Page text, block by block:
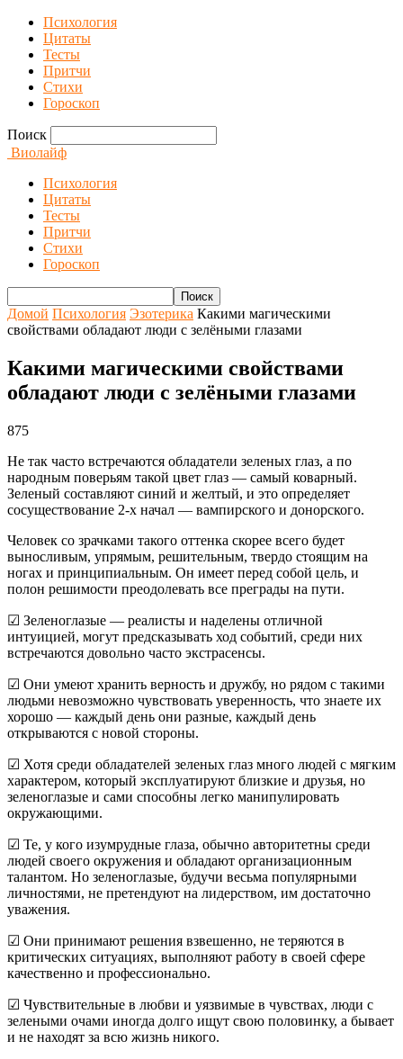
Психология
Цитаты
Тесты
Притчи
Стихи
Гороскоп
Поиск
Виолайф
Психология
Цитаты
Тесты
Притчи
Стихи
Гороскоп
Домой Психология Эзотерика Какими магическими
свойствами обладают люди с зелёными глазами
Какими магическими свойствами
обладают люди с зелёными глазами
875
Не так часто встречаются обладатели зеленых глаз, а по
народным поверьям такой цвет глаз — самый коварный.
Зеленый составляют синий и желтый, и это определяет
сосуществование 2-х начал — вампирского и донорского.
Человек со зрачками такого оттенка скорее всего будет
выносливым, упрямым, решительным, твердо стоящим на
ногах и принципиальным. Он имеет перед собой цель, и
полон решимости преодолевать все преграды на пути.
☑ Зеленоглазые — реалисты и наделены отличной
интуицией, могут предсказывать ход событий, среди них
встречаются довольно часто экстрасенсы.
☑ Они умеют хранить верность и дружбу, но рядом с такими
людьми невозможно чувствовать уверенность, что знаете их
хорошо — каждый день они разные, каждый день
открываются с новой стороны.
☑ Хотя среди обладателей зеленых глаз много людей с мягким
характером, который эксплуатируют близкие и друзья, но
зеленоглазые и сами способны легко манипулировать
окружающими.
☑ Те, у кого изумрудные глаза, обычно авторитетны среди
людей своего окружения и обладают организационным
талантом. Но зеленоглазые, будучи весьма популярными
личностями, не претендуют на лидерством, им достаточно
уважения.
☑ Они принимают решения взвешенно, не теряются в
критических ситуациях, выполняют работу в своей сфере
качественно и профессионально.
☑ Чувствительные в любви и уязвимые в чувствах, люди с
зелеными очами иногда долго ищут свою половинку, а бывает
и не находят за всю жизнь никого.